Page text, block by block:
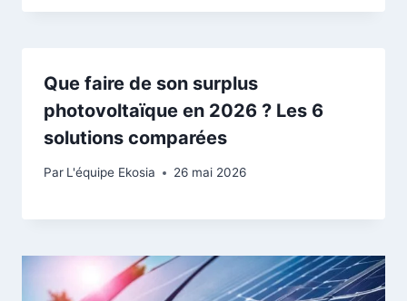
Que faire de son surplus
photovoltaïque en 2026 ? Les 6
solutions comparées
Par L'équipe Ekosia 26 mai 2026